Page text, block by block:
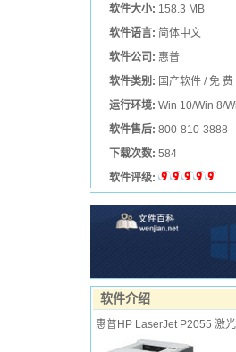
软件大小: 158.3 MB
软件语言: 简体中文
软件公司: 惠普
软件类别: 国产软件 / 免
运行环境: Win 10/Win 8/
软件售后: 800-810-3888
下载次数: 584
软件评级:
软件介绍
惠普HP LaserJet P2055 激